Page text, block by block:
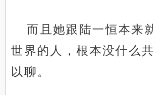
而且她跟陆一恒本来
世界的人，根本没什么
以聊。